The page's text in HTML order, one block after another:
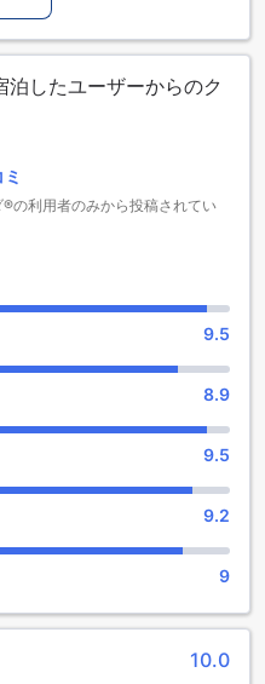
ェックインは午後3時から可
てお越しいただけます。ま
でとなっており、朝のひと
ます。
センターホームでは、0歳
可能です。子供たちと一緒
的な場所です。心温まるお
ームでの滞在をお楽しみ
在をサポートするための便
室で無料Wi-Fiを利用できる
ズに行うことができます。
可能で、カフェやラウンジ
での作業ができます。
スムーズなチェックイン・
ています。これにより、到
を有効に使うことができま
グサービスがあるため、清
ックスした滞在をお楽し
ます。
したユーザーからのク
の利用者のみから投稿されてい
9.5
8.9
9.5
9.2
9
10.0